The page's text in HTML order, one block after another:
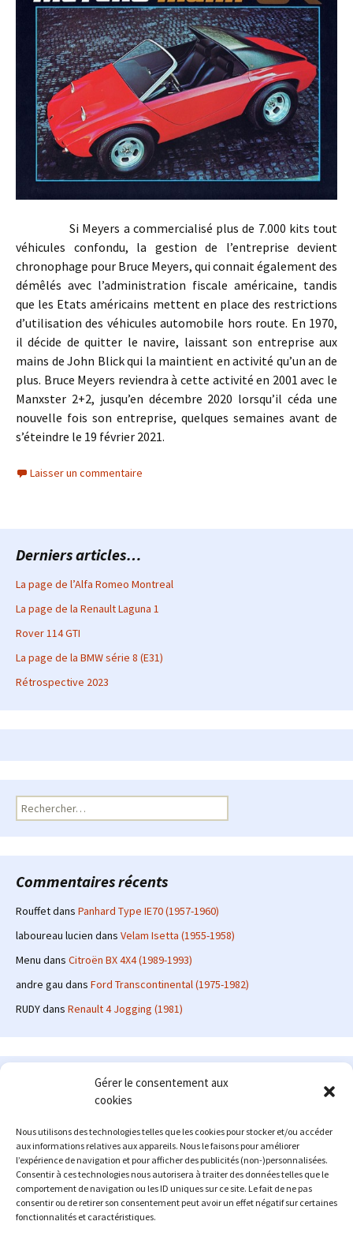
Gérer le consentement aux
cookies
Nous utilisons des technologies telles que les cookies pour stocker et/ou accéder
aux informations relatives aux appareils. Nous le faisons pour améliorer
l’expérience de navigation et pour afficher des publicités (non-)personnalisées.
Consentir à ces technologies nous autorisera à traiter des données telles que le
comportement de navigation ou les ID uniques sur ce site. Le fait de ne pas
consentir ou de retirer son consentement peut avoir un effet négatif sur certaines
fonctionnalités et caractéristiques.
Si Meyers a commercialisé plus de 7.000 kits tout
véhicules confondu, la gestion de l’entreprise devient
chronophage pour Bruce Meyers, qui connait également des
démêlés avec l’administration fiscale américaine, tandis
que les Etats américains mettent en place des restrictions
d’utilisation des véhicules automobile hors route. En 1970,
il décide de quitter le navire, laissant son entreprise aux
mains de John Blick qui la maintient en activité qu’un an de
plus. Bruce Meyers reviendra à cette activité en 2001 avec le
Manxster 2+2, jusqu’en décembre 2020 lorsqu’il céda une
nouvelle fois son entreprise, quelques semaines avant de
s’éteindre le 19 février 2021.
Laisser un commentaire
Derniers articles…
La page de l’Alfa Romeo Montreal
La page de la Renault Laguna 1
Rover 114 GTI
La page de la BMW série 8 (E31)
Rétrospective 2023
Rechercher :
Commentaires récents
Rouffetdans Panhard Type IE70 (1957-1960)
laboureau lucien dans Velam Isetta (1955-1958)
Menu dans Citroën BX 4X4 (1989-1993)
andre gau dans Ford Transcontinental (1975-1982)
RUDYdans Renault 4 Jogging (1981)
Le site en quelques mots
: passionné d'automobile ancienne depuis de
nombreuses années, j'ai commencé à partager ma passion sur
internet à partir de 2009 au travers d'un blog qui a connu un relatif
succès. Fin 2013, je décide de prendre mon autonomie et me lancer
avec mon propre site : l'Automobile Ancienne.
Me contacter : alex(at)lautomobileancienne.com